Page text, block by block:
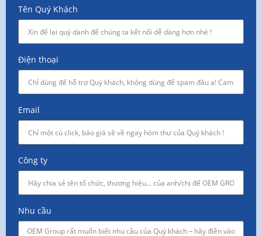
Tên Quý Khách
Điện thoại
Email
Công ty
Nhu cầu